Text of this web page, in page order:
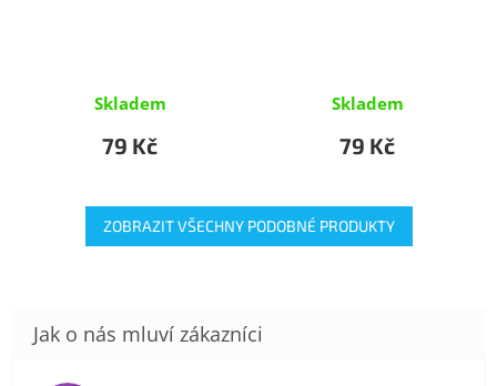
Skladem
79 Kč
Skladem
79 Kč
ZOBRAZIT VŠECHNY PODOBNÉ PRODUKTY